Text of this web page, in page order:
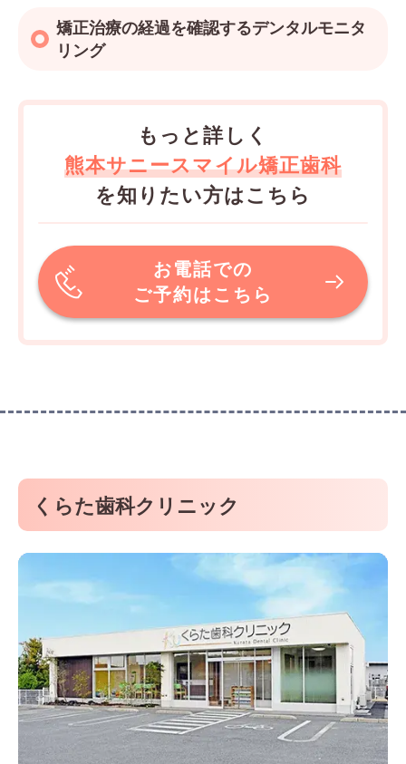
矯正治療の経過を確認するデンタルモニタ
リング
もっと詳しく
熊本サニースマイル矯正歯科
を知りたい方はこちら
お電話での
ご予約はこちら
くらた歯科クリニック